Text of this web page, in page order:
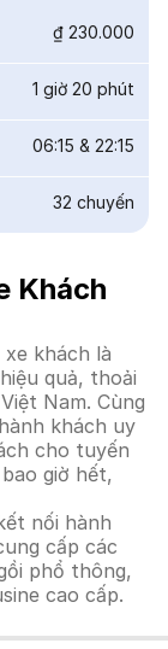
₫ 230.000
1 giờ 20 phút
06:15 & 22:15
32 chuyến
Khách
khách là
quả, thoải
Nam. Cùng
khách uy
cho tuyến
giờ hết,
nối hành
cấp các
phổ thông,
cao cấp.